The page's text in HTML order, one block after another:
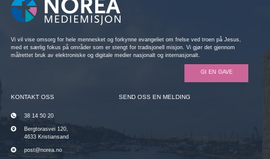
Vi vil vise omsorg for hele mennesket og forkynne evangeliet om frelse ved troen på Jesus,
med et særlig fokus på områder som er stengt for tradisjonell misjon. Vi gjør det gjennom
målrettet bruk av elektroniske og digitale medier nasjonalt og internasjonalt.
GI EN GAVE
KONTAKT OSS
38 14 50 20
Bergtorasvei 120,
4633 Kristiansand
post@norea.no
SEND OSS EN MELDING